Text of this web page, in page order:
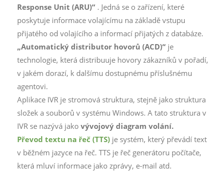
Response Unit (ARU)“ . Jedná se o zařízení, které
poskytuje informace volajícímu na základě vstupu
přijatého od volajícího a informací přijatých z databáze.
„Automatický distributor hovorů (ACD)“ je
technologie, která distribuuje hovory zákazníků v pořadí,
v jakém dorazí, k dalšímu dostupnému příslušnému
agentovi.
Aplikace IVR je stromová struktura, stejně jako struktura
složek a souborů v systému Windows. A tato struktura v
IVR se nazývá jako vývojový diagram volání.
Převod textu na řeč (TTS) je systém, který převádí text
v běžném jazyce na řeč. TTS je řeč generátoru počítače,
která mluví informace jako zprávy, e-mail atd.